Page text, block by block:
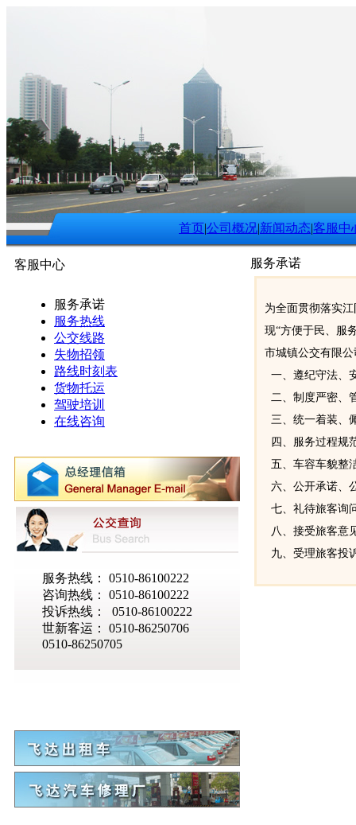
首页|公司概况|新闻动态|客服中
客服中心
服务承诺
服务热线
公交线路
失物招领
路线时刻表
货物托运
驾驶培训
在线咨询
服务热线： 0510-86100222
咨询热线： 0510-86100222
投诉热线： 0510-86100222
世新客运： 0510-86250706
0510-86250705
服务承诺
为全面贯彻落实
现“方便于民、服
市城镇公交有限
一、遵纪守法、
二、制度严密、
三、统一着装、
四、服务过程规
五、车容车貌整
六、公开承诺、
七、礼待旅客询
八、接受旅客意
九、受理旅客投